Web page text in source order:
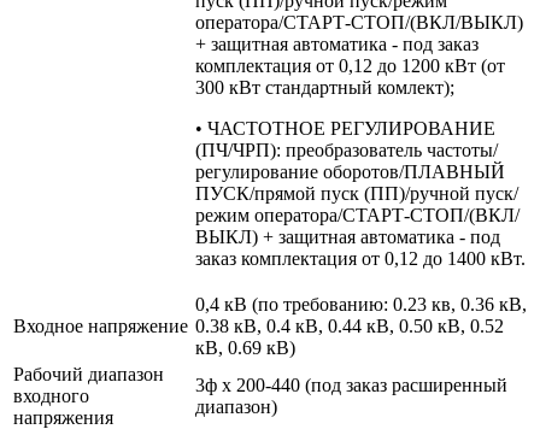
оператора/СТАРТ-СТОП/(ВКЛ/ВЫКЛ)
+ защитная автоматика - под заказ
комплектация от 0,12 до 1200 кВт (от
300 кВт стандартный комлект);
• ЧАСТОТНОЕ РЕГУЛИРОВАНИЕ
(ПЧ/ЧРП): преобразователь частоты/
регулирование оборотов/ПЛАВНЫЙ
ПУСК/прямой пуск (ПП)/ручной пуск/
режим оператора/СТАРТ-СТОП/(ВКЛ/
ВЫКЛ) + защитная автоматика - под
заказ комплектация от 0,12 до 1400 кВт.
Входное напряжение
0,4 кВ (по требованию: 0.23 кв, 0.36 кВ,
0.38 кВ, 0.4 кВ, 0.44 кВ, 0.50 кВ, 0.52
кВ, 0.69 кВ)
Рабочий диапазон
входного
напряжения
3ф х 200-440 (под заказ расширенный
диапазон)